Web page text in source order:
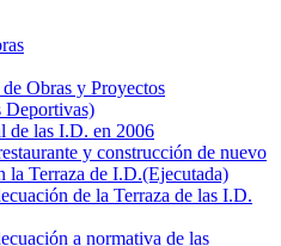
Obras y Proyectos
Deportivas)
de las I.D. en 2006
y construcción de nuevo
la Terraza de I.D.(Ejecutada)
de la Terraza de las I.D.
a normativa de las